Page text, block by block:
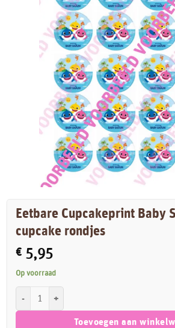
Eetbare Cupcakeprint Baby
cupcake rondjes
€ 5,95
Op voorraad
Toevoegen aan